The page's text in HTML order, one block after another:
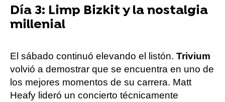
Día 3: Limp Bizkit y la nostalgia
millenial
El sábado continuó elevando el listón. Trivium
volvió a demostrar que se encuentra en uno de
los mejores momentos de su carrera. Matt
Heafy lideró un concierto técnicamente